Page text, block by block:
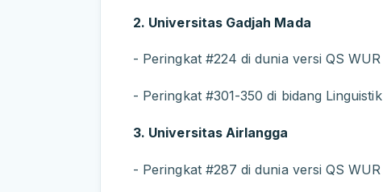
2. Universitas Gadjah Mada
- Peringkat #224 di dunia versi QS WUR
- Peringkat #301-350 di bidang Linguistik
3. Universitas Airlangga
- Peringkat #287 di dunia versi QS WUR